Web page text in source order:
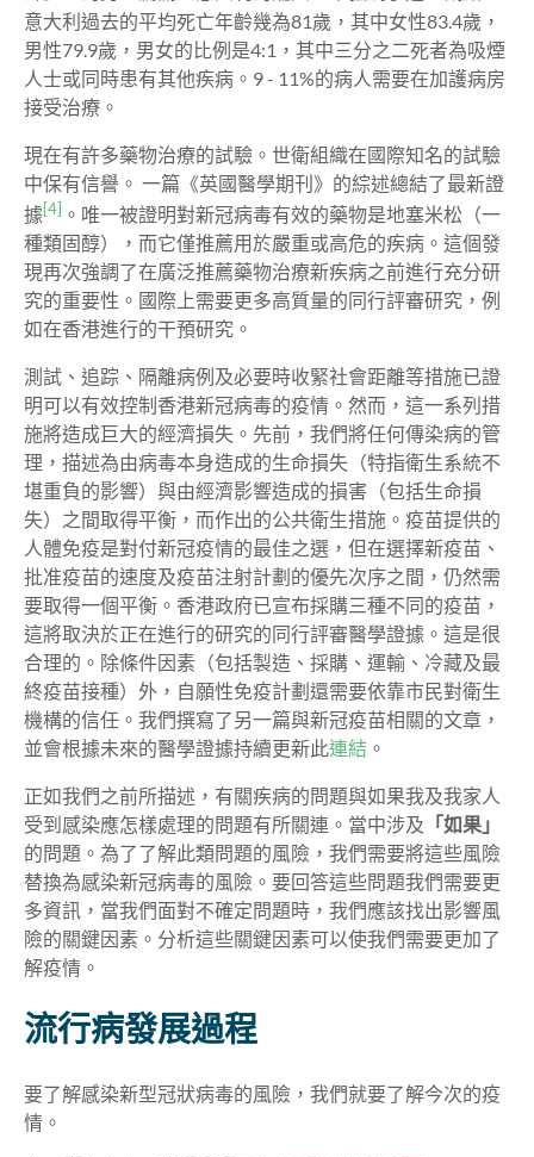
意大利過去的平均死亡年齡幾為81歲，其中女性83.4歲，
男性79.9歲，男女的比例是4:1，其中三分之二死者為吸煙
人士或同時患有其他疾病。9 - 11%的病人需要在加護病房
接受治療。
現在有許多藥物治療的試驗。世衛組織在國際知名的試驗
中保有信譽。 一篇《英國醫學期刊》的綜述總結了最新證
據[4] 。唯一被證明對新冠病毒有效的藥物是地塞米松（一
種類固醇），而它僅推薦用於嚴重或高危的疾病。這個發
現再次強調了在廣泛推薦藥物治療新疾病之前進行充分研
究的重要性。國際上需要更多高質量的同行評審研究，例
如在香港進行的干預研究。
測試、追踪、隔離病例及必要時收緊社會距離等措施已證
明可以有效控制香港新冠病毒的疫情。然而，這一系列措
施將造成巨大的經濟損失。先前，我們將任何傳染病的管
理，描述為由病毒本身造成的生命損失（特指衛生系統不
堪重負的影響）與由經濟影響造成的損害（包括生命損
失）之間取得平衡，而作出的公共衛生措施。疫苗提供的
人體免疫是對付新冠疫情的最佳之選，但在選擇新疫苗、
批准疫苗的速度及疫苗注射計劃的優先次序之間，仍然需
要取得一個平衡。香港政府已宣布採購三種不同的疫苗，
這將取決於正在進行的研究的同行評審醫學證據。這是很
合理的。除條件因素（包括製造、採購、運輸、冷藏及最
終疫苗接種）外，自願性免疫計劃還需要依靠市民對衛生
機構的信任。我們撰寫了另一篇與新冠疫苗相關的文章，
並會根據未來的醫學證據持續更新此連結 。
正如我們之前所描述，有關疾病的問題與如果我及我家人
受到感染應怎樣處理的問題有所關連。當中涉及 「如果」
的問題。為了了解此類問題的風險，我們需要將這些風險
替換為感染新冠病毒的風險。要回答這些問題我們需要更
多資訊，當我們面對不確定問題時，我們應該找出影響風
險的關鍵因素。分析這些關鍵因素可以使我們需要更加了
解疫情。
流行病發展過程
要了解感染新型冠狀病毒的風險，我們就要了解今次的疫
情。